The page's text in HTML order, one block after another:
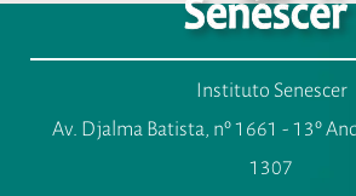
Instituto Senescer
Av. Djalma Batista, nº 1661 - 13º
1307